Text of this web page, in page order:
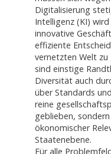
Digitalisierung
Intelligenz (KI)
innovative
effiziente
vernetzten Welt zu
sind einstige
Diversität auch
über Standards
reine
geblieben,
ökonomischer
Staatenebene.
Für alle